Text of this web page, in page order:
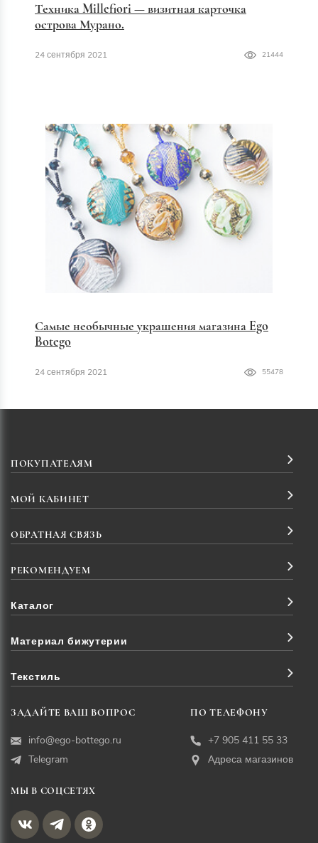
Техника Millefiori — визитная карточка
острова Мурано.
24 сентября 2021 21444
Самые необычные украшения магазина Ego
Botego
24 сентября 2021 55478
ПОКУПАТЕЛЯМ
МОЙ КАБИНЕТ
ОБРАТНАЯ СВЯЗЬ
РЕКОМЕНДУЕМ
Каталог
Материал бижутерии
Текстиль
ЗАДАЙТЕ ВАШ ВОПРОС
info@ego-bottego.ru
Telegram
ПО ТЕЛЕФОНУ
+7 905 411 55 33
Адреса магазинов
МЫ В СОЦСЕТЯХ